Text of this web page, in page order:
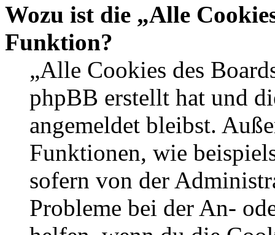
Wozu ist die „Alle
Funktion?
„Alle Cookies des
phpBB erstellt hat und
angemeldet bleibst.
Funktionen, wie
sofern von der
Probleme bei der An-